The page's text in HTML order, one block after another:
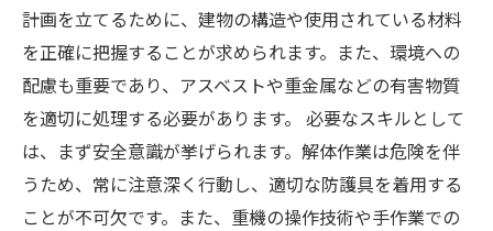
計画を立てるために、建物の構造や使用されている材料
を正確に把握することが求められます。また、環境への
配慮も重要であり、アスベストや重金属などの有害物質
を適切に処理する必要があります。 必要なスキルとして
は、まず安全意識が挙げられます。解体作業は危険を伴
うため、常に注意深く行動し、適切な防護具を着用する
ことが不可欠です。また、重機の操作技術や手作業での